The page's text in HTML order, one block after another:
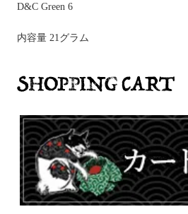
D&C Green 6
内容量 21グラム